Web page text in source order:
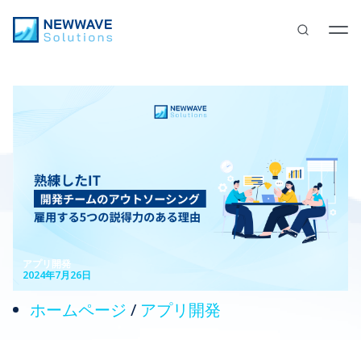
アプリ開発
2024年7月26日
ホームページ / アプリ開発